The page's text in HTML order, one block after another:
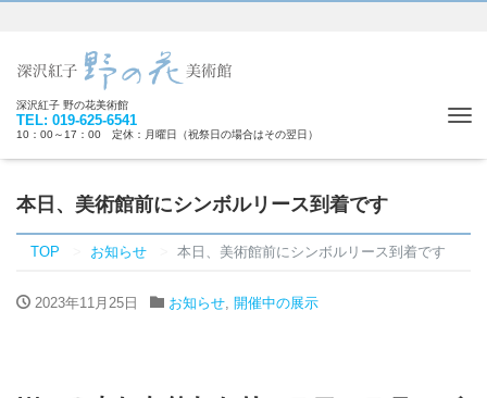
深沢紅子 野の花美術館
TEL: 019-625-6541
10：00～17：00 定休：月曜日（祝祭日の場合はその翌日）
本日、美術館前にシンボルリース到着です
TOP お知らせ 本日、美術館前にシンボルリース到着です
2023年11月25日 お知らせ, 開催中の展示